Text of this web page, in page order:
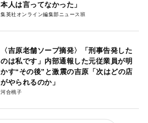
本人は言ってなかった」
集英社オンライン編集部ニュース班
〈吉原老舗ソープ摘発〉「刑事告発した
のは私です」内部通報した元従業員が明
かす“その後”と激震の吉原「次はどの店
がやられるのか」
河合桃子